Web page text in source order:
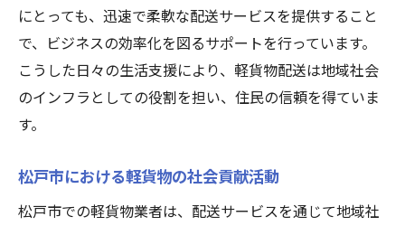
にとっても、迅速で柔軟な配送サービスを提供すること
で、ビジネスの効率化を図るサポートを行っています。
こうした日々の生活支援により、軽貨物配送は地域社会
のインフラとしての役割を担い、住民の信頼を得ていま
す。
松戸市における軽貨物の社会貢献活動
松戸市での軽貨物業者は、配送サービスを通じて地域社